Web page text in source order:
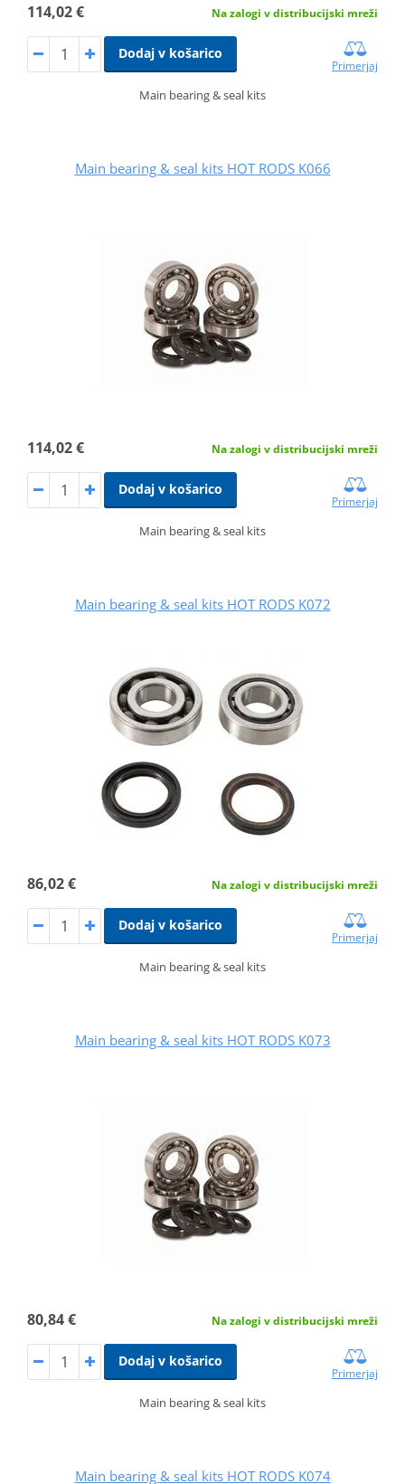
114,02 € Na zalogi v distribucijski mreži
Dodaj v košarico
Primerjaj
Main bearing & seal kits
Main bearing & seal kits HOT RODS K066
114,02 € Na zalogi v distribucijski mreži
Dodaj v košarico
Primerjaj
Main bearing & seal kits
Main bearing & seal kits HOT RODS K072
86,02 € Na zalogi v distribucijski mreži
Dodaj v košarico
Primerjaj
Main bearing & seal kits
Main bearing & seal kits HOT RODS K073
80,84 € Na zalogi v distribucijski mreži
Dodaj v košarico
Primerjaj
Main bearing & seal kits
Main bearing & seal kits HOT RODS K074